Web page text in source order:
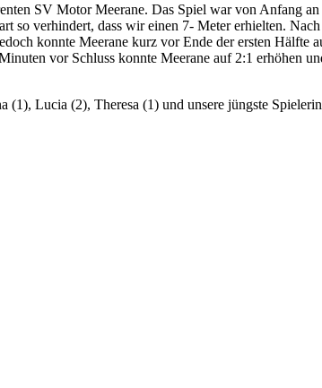
SV Motor Meerane. Das Spiel war von Anfang
so verhindert, dass wir einen 7- Meter erhielten.
konnte Meerane kurz vor Ende der ersten
vor Schluss konnte Meerane auf 2:1 erhöhen
Lucia (2), Theresa (1) und unsere jüngste